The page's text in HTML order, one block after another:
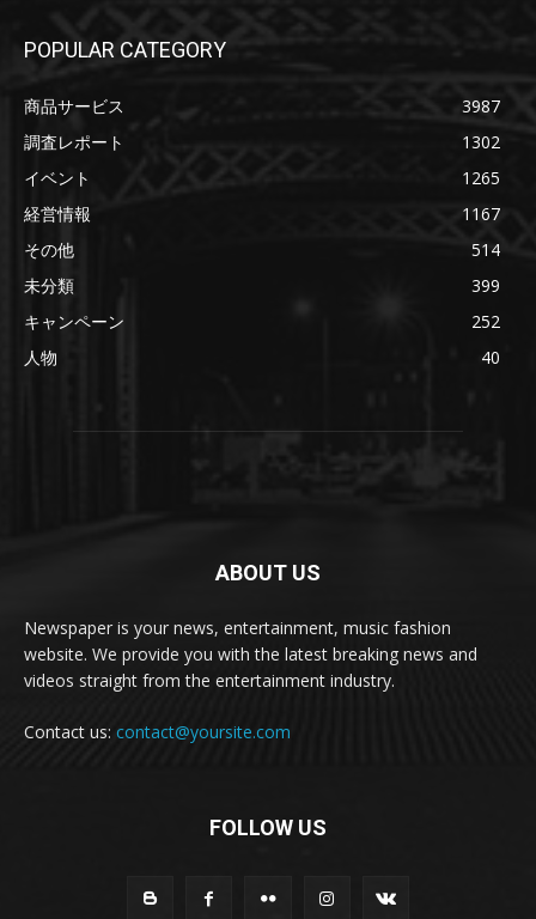
POPULAR CATEGORY
商品サービス
3987
調査レポート
1302
イベント
1265
経営情報
1167
その他
514
未分類
399
キャンペーン
252
人物
40
ABOUT US
Newspaper is your news, entertainment, music fashion
website. We provide you with the latest breaking news and
videos straight from the entertainment industry.
Contact us: contact@yoursite.com
FOLLOW US